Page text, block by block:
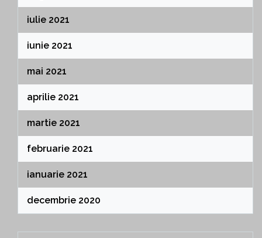
iulie 2021
iunie 2021
mai 2021
aprilie 2021
martie 2021
februarie 2021
ianuarie 2021
decembrie 2020